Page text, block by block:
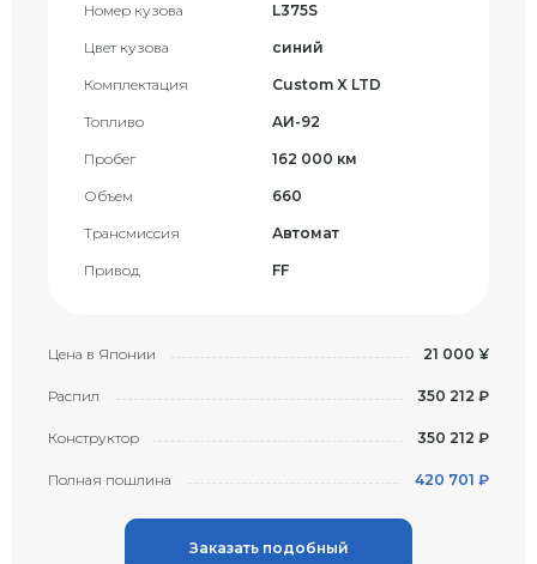
Номер кузова L375S
Цвет кузова синий
Комплектация Custom X LTD
Топливо AИ-92
Пробег 162 000 км
Объем 660
Трансмиссия Автомат
Привод FF
Цена в Японии 21 000 ¥
Распил 350 212 ₽
Конструктор 350 212 ₽
Полная пошлина 420 701 ₽
Заказать подобный